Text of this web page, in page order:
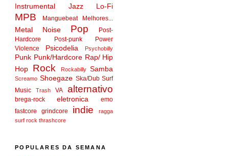
Instrumental Jazz Lo-Fi
MPB Manguebeat Melhores...
Metal Noise Pop
Post-
Hardcore
Post-punk
Power
Violence
Psicodelia Psychobilly
Punk Punk/Hardcore Rap/ Hip
Hop
Rock Rockabilly Samba
Screamo Shoegaze Ska/Dub Surf
Music
Trash VA alternativo
brega-rock eletronica
emo
fastcore
grindcore indie
ragga
surf rock thrashcore
POPULARES DA SEMANA